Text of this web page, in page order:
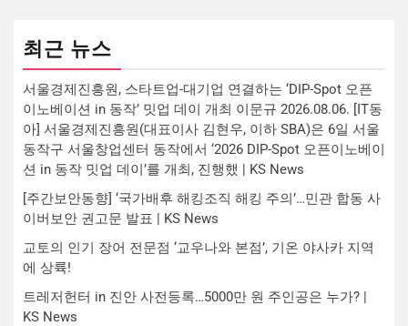
최근 뉴스
서울경제진흥원, 스타트업-대기업 연결하는 ‘DIP-Spot 오픈
이노베이션 in 동작’ 밋업 데이 개최 이문규 2026.08.06. [IT동
아] 서울경제진흥원(대표이사 김현우, 이하 SBA)은 6일 서울
동작구 서울창업센터 동작에서 ‘2026 DIP-Spot 오픈이노베이
션 in 동작 밋업 데이’를 개최, 진행했 | KS News
[주간보안동향] ‘국가배후 해킹조직 해킹 주의’…민관 합동 사
이버보안 권고문 발표 | KS News
교토의 인기 장어 전문점 ‘교우나와 본점’, 기온 야사카 지역
에 상륙!
트레저헌터 in 진안 사전등록…5000만 원 주인공은 누가? |
KS News